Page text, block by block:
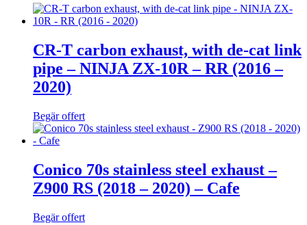
CR-T carbon exhaust, with de-cat link
pipe – NINJA ZX-10R – RR (2016 –
2020)
Begär offert
Conico 70s stainless steel exhaust –
Z900 RS (2018 – 2020) – Cafe
Begär offert